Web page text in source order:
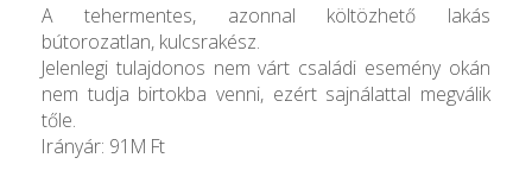
A tehermentes, azonnal költözhető lakás
bútorozatlan, kulcsrakész.
Jelenlegi tulajdonos nem várt családi esemény okán
nem tudja birtokba venni, ezért sajnálattal megválik
tőle.
Irányár: 91M Ft